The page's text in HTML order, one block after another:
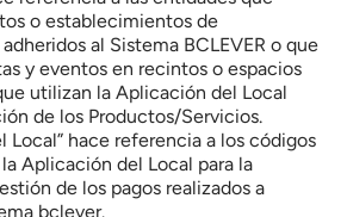
o establecimientos de
al Sistema BCLEVER o que
y eventos en recintos o espacios
utilizan la Aplicación del Local
de los Productos/Servicios.
Local” hace referencia a los códigos
Aplicación del Local para la
de los pagos realizados a
bclever.